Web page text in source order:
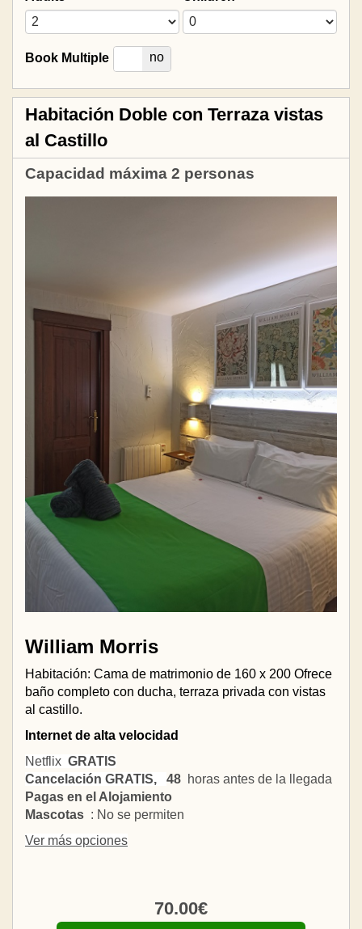
Book Multiple
yes no
Habitación Doble con Terraza vistas
al Castillo
Capacidad máxima 2 personas
William Morris
Habitación: Cama de matrimonio de 160 x 200 Ofrece
baño completo con ducha, terraza privada con vistas
al castillo.
Internet de alta velocidad
Netflix GRATIS
Cancelación GRATIS, 48 horas antes de la llegada
Pagas en el Alojamiento
Mascotas : No se permiten
Ver más opciones
70.00€